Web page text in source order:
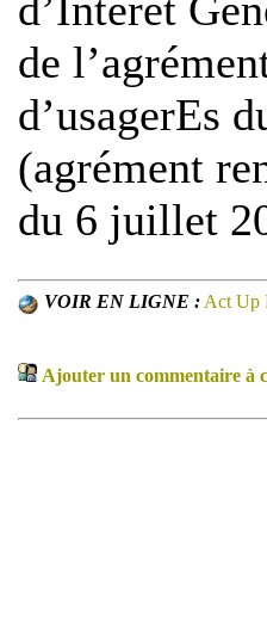
de
d’usagerEs
(agrément
du 6 juillet
VOIR EN LIGNE : Act Up
Ajouter un commentaire à